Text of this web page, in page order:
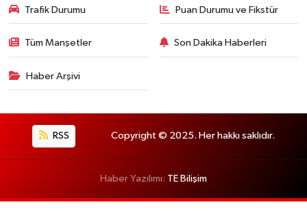
Trafik Durumu Puan Durumu ve Fikstür
Tüm Manşetler Son Dakika Haberleri
Haber Arşivi
RSS Copyright © 2025. Her hakkı saklıdır.
Haber Yazılımı: TE Bilişim